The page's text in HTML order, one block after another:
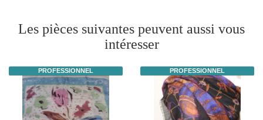
Les pièces suivantes peuvent aussi vous
intéresser
PROFESSIONNEL PROFESSIONNEL